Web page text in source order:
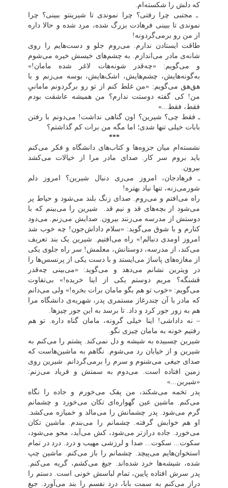
که دلش را شکسته‌ام.
ـ مجتبی چرا رفتی؟ چرا نموندی تا شیرینتو ببینی؟ چرا
نموندی تا ببینی فرهادت بزرگ شده، مرد شده و حالا داره
از من رو برمی‌گردونه!
طاقت ایستادن ندارم. می‌روم جلو و دست‌هایم را روی
شانه‌ی مادر می‌اندازم. به چشم‌های خیسش خیره می‌شوم
و می‌گویم: «چه‌قدر شونه‌هات لاغر شده مامان!»
به‌گونه‌هایش، چشم‌هایش، اشک‌هایش، بوسه می‌زنم و با
هق‌هق می‌گویم: «من غلط کنم از تو رو برگردونم مامانیِِ
من! کی گفته دوستت ندارم؟ من همیشه عاشقت بودم
فقط، فقط...»
ـ فقط چی؟ شیرین؟ اون گناهی نداشت! می‌دونم با رفتن
بابات خیلی تنها شدی؛ اما مگه من برات کم گذاشتم؟
***
نشسته‌ام میان جزوه‌ها و کتاب‌های دانشگاه و فکر می‌کنم
باید بروم سر کار. صدای مادر مرا از خیالات می‌کشد
بیرون.
ـ فرهادجان، امروز می‌ری دنبال شیرین؟ امروز دلم
شورمی‌زنه، تنها نیاد بهتره!
راه می‌افتم و می‌روم. صدای زنگ بلند می‌شود و حیاط پر
می‌شود از بچه‌های قد و نیم قد. شیرین را می‌بینم که با
دوستش از مدرسه می‌زنند بیرون. صدایش می‌زنم. می‌دود
کنارم و با شوق می‌گوید: «سلام داداش‌جون! چه خوب شد
امروز اومدی دنبالم!» راه می‌افتیم. شیرین یک بند تعریف
می‌کند، از مدرسه، دوستانش، معلمش! سر راه جلوی یکی
از مغازه‌های پاساژ می‌ایستد و با دست یکی از پرنسس‌ها را
در ویترین نشانم می‌دهد و می‌گوید: «می‌بینی چه‌قدر
قشنگه؟ مریم دوستم یکی از اینا خریده!» بی‌تفاوت
می‌گویم: «خوب تو هم بگو مامان برات بخره!» ولی می‌دانم
که مادر با آن چندرغاز مستمری پدر، شهریه‌ی دانشگاه مرا
هم به زور جور کرد و داد. تا برسد به این جور چیزها.
–نه داداشی! اینا خیلی گرونه، مامان گناه داره. تو هم
رفتیم خونه به مامان چیزی نگو.
شیرین چسبیده به شیشه و دل نمی‌کند. پشتم را می‌کنم به
شیرین و از خیابان رد می‌شوم. نگاهم به ماشین‌هاست که
صدای جیغی می‌شنوم و سرم را برمی‌گردانم. شیرین روی
زمین افتاده است. می‌دوم به سمتش و فریاد می‌زنم:
«شیرین...»
پدر تخمه می‌شکند، من پفک می‌خورم و جاده را نگاه
می‌کنم. ماشین عین گهواره‌ای تکان می‌خورد و چشمانم
گرم می‌شود. پدر چشمانش را می‌مالد و خمیازه می‌کشد.
او هم خوابش گرفته. چشمانم را می‌بندم. ماشین تکان
می‌خورد. جاده درازتر می‌شود، کش می‌آید، محو می‌شود،
سکوت... سکوت... صدا و لرزشی مهیب و درد. درد در تمام
استخوان‌هایم می‌پیچد. چشمانم را باز می‌کنم. ماشین چپ
شده، شیشه‌ها خرد شده‌اند. جیغ می‌کشم، گریه می‌کنم.
پدر سرش افتاده پایین، تمام لباسش خونی است. دستم را
دراز می‌کنم به سمت بابا، درد نفسم را بند می‌آورد. جیغ